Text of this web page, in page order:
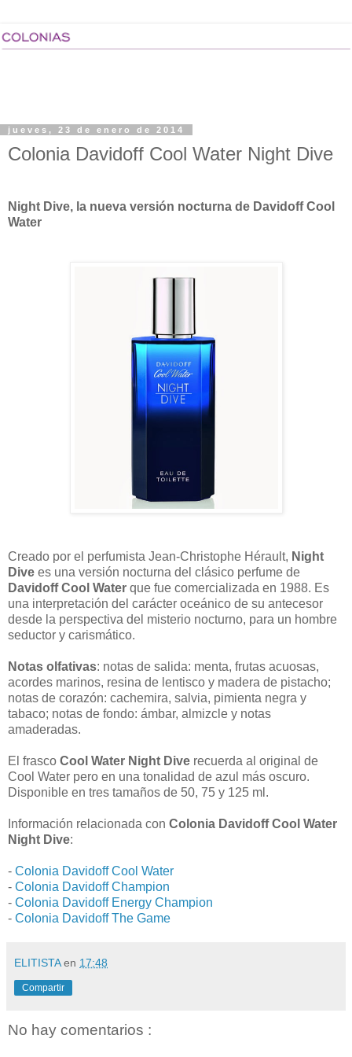
jueves, 23 de enero de 2014
Colonia Davidoff Cool Water Night Dive
Night Dive, la nueva versión nocturna de Davidoff Cool
Water
Creado por el perfumista Jean-Christophe Hérault, Night
Dive es una versión nocturna del clásico perfume de
Davidoff Cool Water que fue comercializada en 1988. Es
una interpretación del carácter oceánico de su antecesor
desde la perspectiva del misterio nocturno, para un hombre
seductor y carismático.
Notas olfativas: notas de salida: menta, frutas acuosas,
acordes marinos, resina de lentisco y madera de pistacho;
notas de corazón: cachemira, salvia, pimienta negra y
tabaco; notas de fondo: ámbar, almizcle y notas
amaderadas.
El frasco Cool Water Night Dive recuerda al original de
Cool Water pero en una tonalidad de azul más oscuro.
Disponible en tres tamaños de 50, 75 y 125 ml.
Información relacionada con Colonia Davidoff Cool Water
Night Dive:
- Colonia Davidoff Cool Water
- Colonia Davidoff Champion
- Colonia Davidoff Energy Champion
- Colonia Davidoff The Game
ELITISTAen 17:48
Compartir
No hay comentarios :